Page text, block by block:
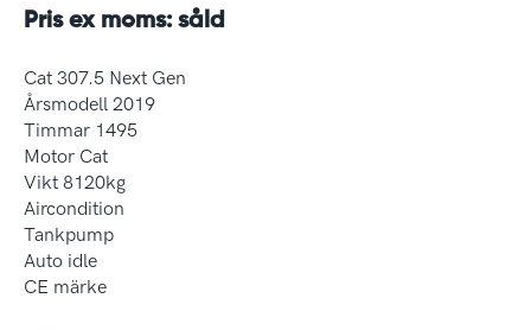
Pris ex moms: såld
Cat 307.5 Next Gen
Årsmodell 2019
Timmar 1495
Motor Cat
Vikt 8120kg
Aircondition
Tankpump
Auto idle
CE märke